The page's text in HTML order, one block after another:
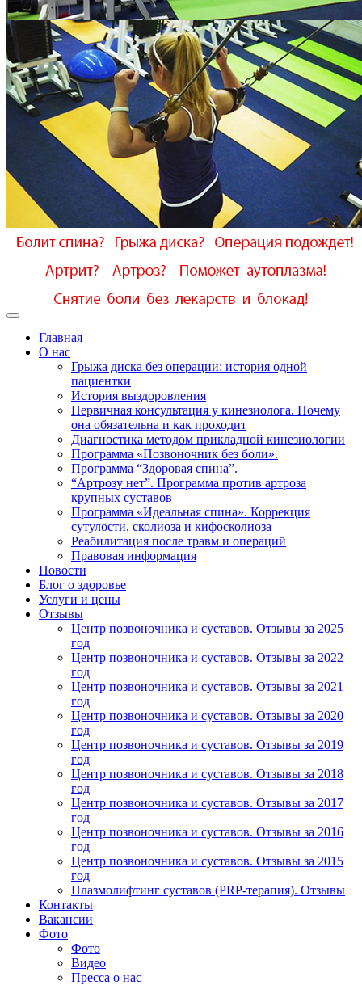
Главная
О нас
Грыжа диска без операции: история одной
пациентки
История выздоровления
Первичная консультация у кинезиолога. Почему
она обязательна и как проходит
Диагностика методом прикладной кинезиологии
Программа «Позвоночник без боли».
Программа “Здоровая спина”.
“Артрозу нет”. Программа против артроза
крупных суставов
Программа «Идеальная спина». Коррекция
сутулости, сколиоза и кифосколиоза
Реабилитация после травм и операций
Правовая информация
Новости
Блог о здоровье
Услуги и цены
Отзывы
Центр позвоночника и суставов. Отзывы за 2025
год
Центр позвоночника и суставов. Отзывы за 2022
год
Центр позвоночника и суставов. Отзывы за 2021
год
Центр позвоночника и суставов. Отзывы за 2020
год
Центр позвоночника и суставов. Отзывы за 2019
год
Центр позвоночника и суставов. Отзывы за 2018
год
Центр позвоночника и суставов. Отзывы за 2017
год
Центр позвоночника и суставов. Отзывы за 2016
год
Центр позвоночника и суставов. Отзывы за 2015
год
Плазмолифтинг суставов (PRP-терапия). Отзывы
Контакты
Вакансии
Фото
Фото
Видео
Пресса о нас